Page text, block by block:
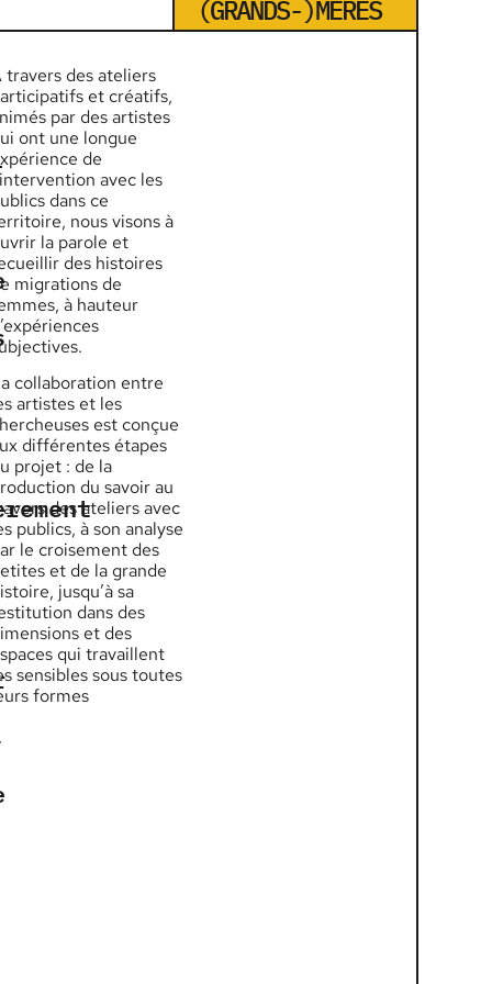
(GRANDS-)MÈRES
travers des ateliers
et créatifs,
par des artistes
ont une longue
de
avec les
dans ce
nous visons à
la parole et
des histoires
migrations de
à hauteur
collaboration entre
artistes et les
est conçue
différentes étapes
projet : de la
du savoir au
des ateliers avec
publics, à son analyse
le croisement des
et de la grande
jusqu’à sa
dans des
et des
qui travaillent
sensibles sous toutes
formes